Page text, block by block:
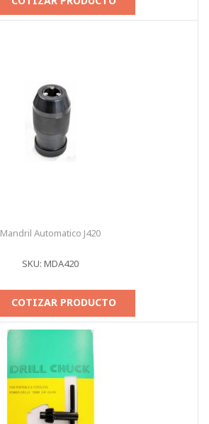
Mandril Automatico J420
SKU: MDA420
COTIZAR PRODUCTO